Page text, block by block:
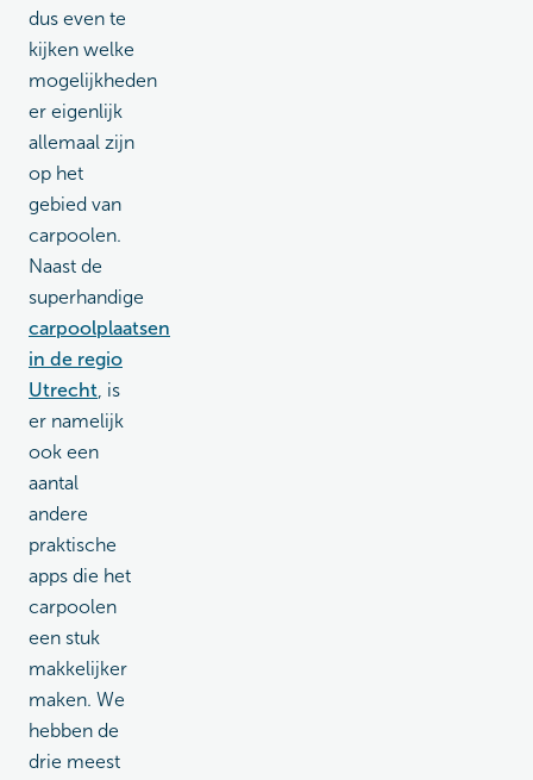
dus even te
kijken welke
mogelijkheden
er eigenlijk
allemaal zijn
op het
gebied van
carpoolen.
Naast de
superhandige
carpoolplaatsen
in de regio
Utrecht, is
er namelijk
ook een
aantal
andere
praktische
apps die het
carpoolen
een stuk
makkelijker
maken. We
hebben de
drie meest